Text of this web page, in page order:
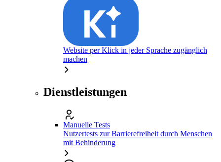
Website per Klick in jeder Sprache zugänglich
machen
Dienstleistungen
Manuelle Tests
Nutzertests zur Barrierefreiheit durch Menschen
mit Behinderung